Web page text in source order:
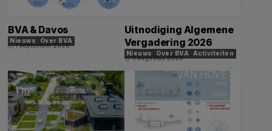
BVA & Davos
Nieuws Over BVA
schedule1 september 2026
Uitnodiging Algemene
Vergadering 2026
Nieuws Over BVA Activiteiten
schedule3 augustus 2026